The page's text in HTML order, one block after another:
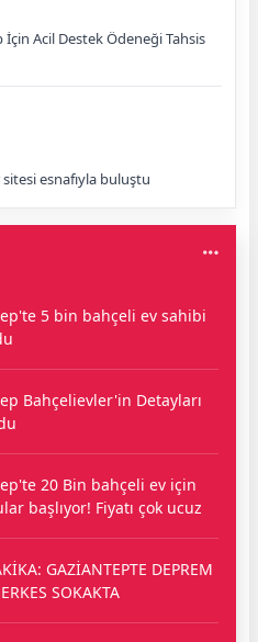
İçin Acil Destek Ödeneği Tahsis
sitesi esnafıyla buluştu
5 bin bahçeli ev sahibi
Bahçelievler'in Detayları
20 Bin bahçeli ev için
başlıyor! Fiyatı çok ucuz
GAZİANTEPTE DEPREM
SOKAKTA